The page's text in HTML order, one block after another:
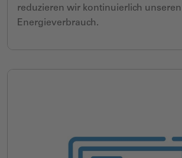
reduzieren wir kontinuierlich unseren
Energieverbrauch.